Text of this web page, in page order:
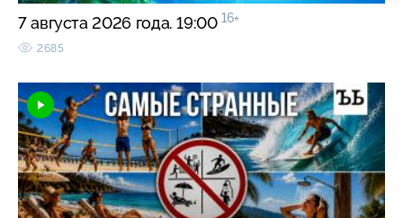
7 августа 2026 года. 19:00 16+
2685